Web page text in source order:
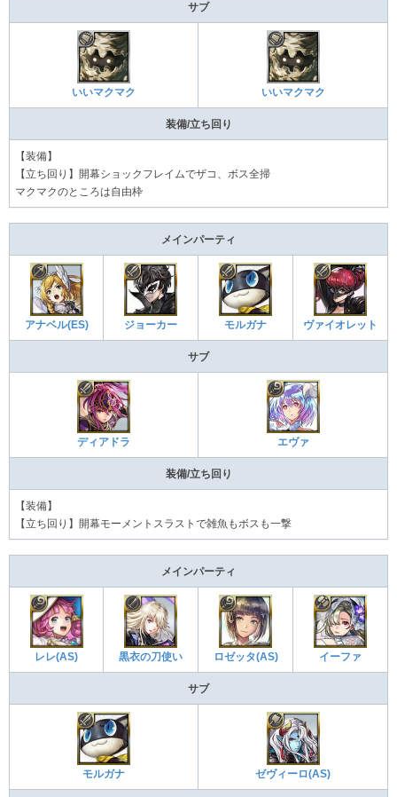
サブ
いいマクマク いいマクマク
装備/立ち回り
【装備】
【立ち回り】開幕ショックフレイムでザコ、ボス全掃
マクマクのところは自由枠
メインパーティ
アナベル(ES) ジョーカー モルガナ ヴァイオレット
サブ
ディアドラ エヴァ
装備/立ち回り
【装備】
【立ち回り】開幕モーメントスラストで雑魚もボスも一撃
メインパーティ
レレ(AS) 黒衣の刀使い ロゼッタ(AS) イーファ
サブ
モルガナ ゼヴィーロ(AS)